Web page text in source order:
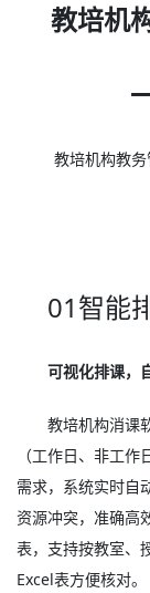
教培机
教培机构教
01智能
可视化排课，
教培机构消课
（工作日、非工
需求，系统实时自
资源冲突，准确高
表，支持按教室、
Excel表方便核对。